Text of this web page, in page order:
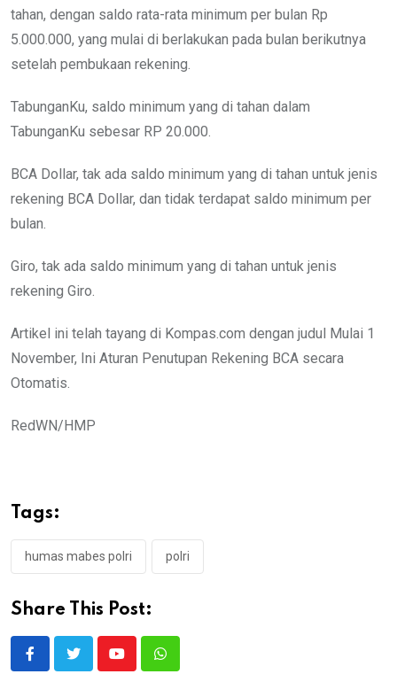
tahan, dengan saldo rata-rata minimum per bulan Rp
5.000.000, yang mulai di berlakukan pada bulan berikutnya
setelah pembukaan rekening.
TabunganKu, saldo minimum yang di tahan dalam
TabunganKu sebesar RP 20.000.
BCA Dollar, tak ada saldo minimum yang di tahan untuk jenis
rekening BCA Dollar, dan tidak terdapat saldo minimum per
bulan.
Giro, tak ada saldo minimum yang di tahan untuk jenis
rekening Giro.
Artikel ini telah tayang di Kompas.com dengan judul Mulai 1
November, Ini Aturan Penutupan Rekening BCA secara
Otomatis.
RedWN/HMP
Tags:
humas mabes polri polri
Share This Post:
YoutubeWhatsapp